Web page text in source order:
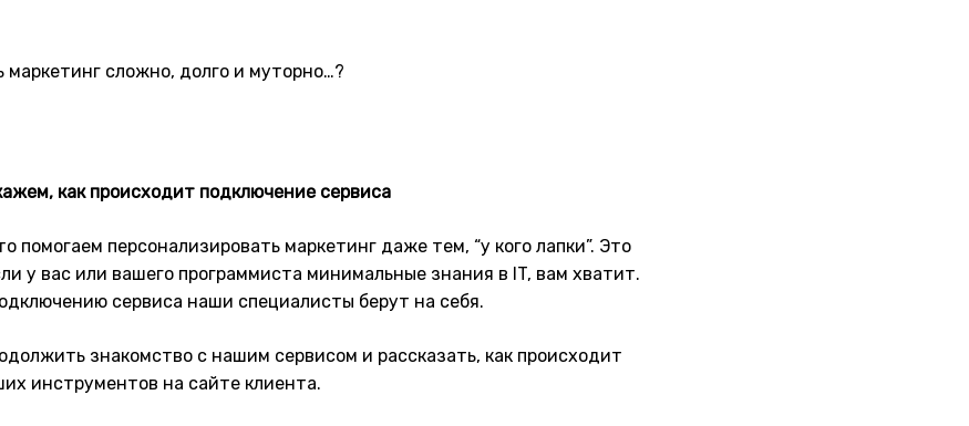
сложно, долго и муторно…?
как происходит подключение сервиса
помогаем персонализировать маркетинг даже тем, “у кого лапки”. Это
у вас или вашего программиста минимальные знания в IT, вам хватит.
сервиса наши специалисты берут на себя.
знакомство с нашим сервисом и рассказать, как происходит
инструментов на сайте клиента.